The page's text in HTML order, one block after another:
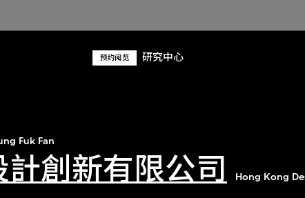
预约阅览 研究中心
Fuk Fan
創新有限公司
Hong Kong